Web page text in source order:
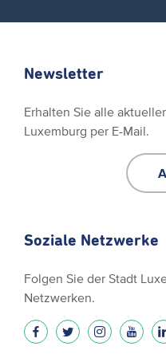
Newsletter
Erhalten Sie alle
Luxemburg per E-Mail.
Soziale Netzwerke
Folgen Sie der Stadt
Netzwerken.